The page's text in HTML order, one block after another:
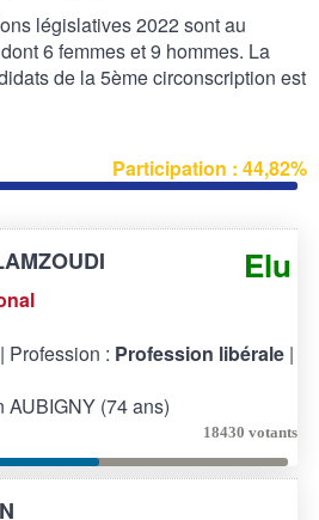
législatives 2022 sont au
dont 6 femmes et 9 hommes. La
de la 5ème circonscription est
Participation : 44,82%
Elu
| Profession : Profession libérale |
AUBIGNY (74 ans)
18430 votants